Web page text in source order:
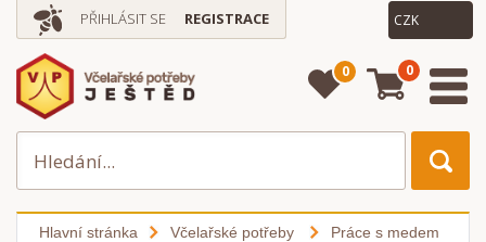
PŘIHLÁSIT SE REGISTRACE
0 0
Hlavní stránka Včelařské potřeby
Práce s medem